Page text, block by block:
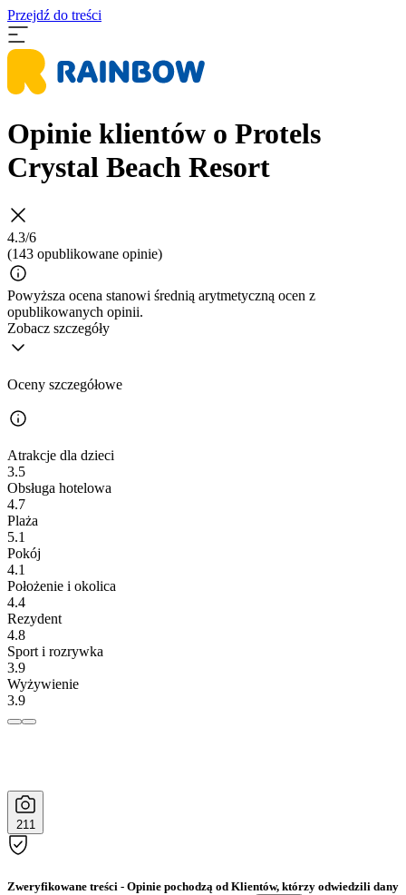
Przejdź do treści
Opinie klientów o Protels
Crystal Beach Resort
4.3/6
(143 opublikowane opinie)
Powyższa ocena stanowi średnią arytmetyczną ocen z
opublikowanych opinii.
Zobacz szczegóły
Oceny szczegółowe
Atrakcje dla dzieci
3.5
Obsługa hotelowa
4.7
Plaża
5.1
Pokój
4.1
Położenie i okolica
4.4
Rezydent
4.8
Sport i rozrywka
3.9
Wyżywienie
3.9
211
Zweryfikowane treści - Opinie pochodzą od Klientów, którzy odwiedzili dany